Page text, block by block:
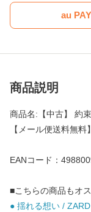
au
商品説明
商品名:【中古】 約
【メール便送料無料】
EANコード：
■こちらの商品もオ
● 揺れる想い /